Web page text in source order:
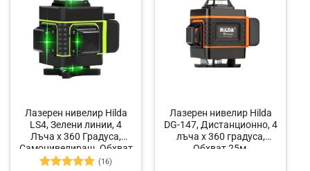
Лазерен нивелир Hilda
LS4, Зелени линии, 4
Лъча х 360 Градуса,
Самонивелиращ, Обхват
25м, Магнитна стойка
(16)
Лазерен нивелир Hilda
DG-147, Дистанционно, 4
лъча x 360 градуса,
Обхват 25м,